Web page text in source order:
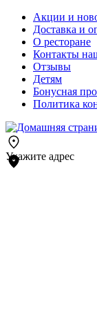
Акции и
Доставка и
О ресторане
Контакты
Отзывы
Детям
Бонусная
Политика
Укажите адрес